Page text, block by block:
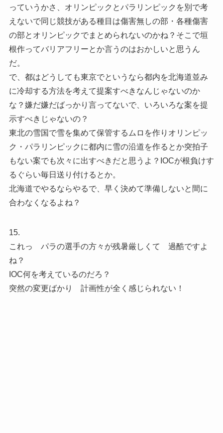
っていうかさ、オリンピックとパラリンピックを別で考
えないで同じ競技がある種目は傷害無しの部・各種傷害
の部とオリンピックでまとめられないのかね？そこで垣
根作ってバリアフリーとか言うのはおかしいと思うん
だ。
で、都はどうしても東京でというなら都内を北海道並み
に冷却する方法を考えて提案すべきなんじゃないのか
な？嫌だ嫌だばっかり言ってないで、いろいろな案を提
示すべきじゃないの？
東北の雪国で雪を集めて保管するムロを作りオリンピッ
ク・パラリンピックに都内に雪の沿道を作るとか突拍子
もない案でも次々に出すべきだと思うよ？IOCが根負けす
るぐらい毎日送り付けるとか。
北海道でやるならやるで、早く決めて準備しないと間に
合わなくなるよね？
15.
これっ パラの選手の方々が残暑厳しくて 過酷ですよ
ね？
IOC何を考えているのだろ？
突然の変更ばかり 計画性が全く感じられない！